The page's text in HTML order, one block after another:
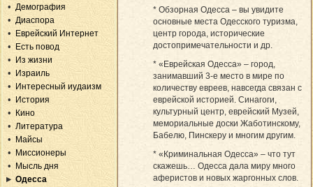
Демография
Диаспора
Еврейский Интернет
Есть повод
Из жизни
Израиль
Интересный иудаизм
История
Кино
Литература
Майсы
Миссионеры
Мысль дня
Одесса
* Обзорная Одесса – вы увидите
основные места Одесского туризма,
центр города, исторические
достопримечательности и др.
* «Еврейская Одесса» – город,
занимавший 3-е место в мире по
количеству евреев, навсегда связан с
еврейской историей. Синагоги,
культурный центр, еврейский Музей,
мемориальные доски Жаботинскому,
Бабелю, Пинскеру и многим другим.
* «Криминальная Одесса» – что тут
скажешь… Одесса дала миру много
аферистов и новых жаргонных слов.